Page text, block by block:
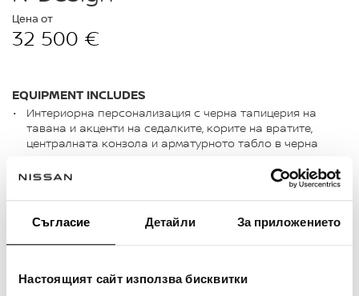
Съгласие Детайли За приложението
Настоящият сайт използва бисквитки
Цена от
32 500 €
EQUIPMENT INCLUDES
Интериорна персонализация с черна тапицерия на
тавана и акценти на седалките, корите на вратите,
централната конзола и арматурното табло в черна
MOD (Moving Object Detection) Предупреждение за
движещ се обект зад автомобила при паркиране
дизайн и тапицерия от изкуствена кожа
SHOW (2)